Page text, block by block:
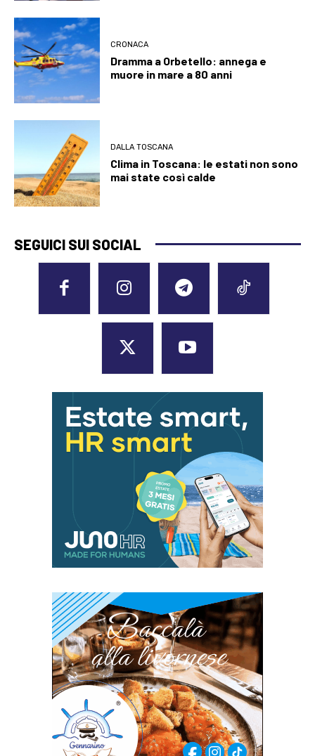
CRONACA
Dramma a Orbetello: annega e
muore in mare a 80 anni
DALLA TOSCANA
Clima in Toscana: le estati non sono
mai state così calde
SEGUICI SUI SOCIAL